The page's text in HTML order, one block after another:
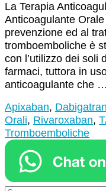
La Terapia
Anticoagulante
prevenzione ed al
tromboemboliche è
con l’utilizzo dei soli
farmaci, tuttora in
anticoagulante che …
Apixaban, Dabigatran
Orali, Rivaroxaban,
Tromboemboliche